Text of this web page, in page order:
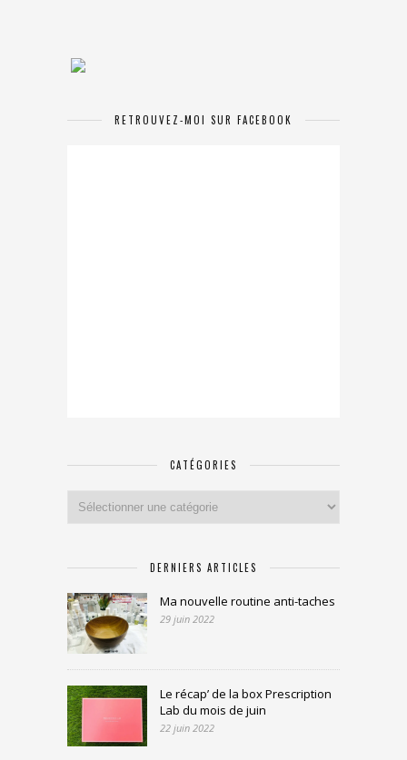
RETROUVEZ-MOI SUR FACEBOOK
CATÉGORIES
DERNIERS ARTICLES
Ma nouvelle routine anti-taches
29 juin 2022
Le récap’ de la box Prescription
Lab du mois de juin
22 juin 2022